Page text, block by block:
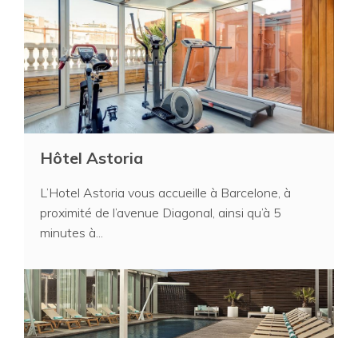
Hôtel Astoria
L’Hotel Astoria vous accueille à Barcelone, à
proximité de l’avenue Diagonal, ainsi qu’à 5
minutes à...